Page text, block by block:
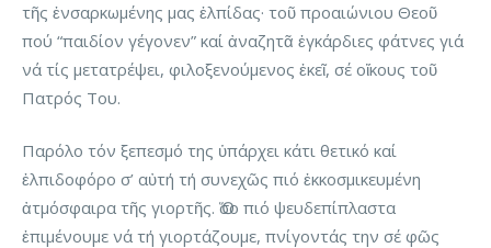
τῆς ἐνσαρκωμένης μας ἐλπίδας· τοῦ προαιώνιου Θεοῦ
πού “παιδίον γέγονεν” καί ἀναζητᾶ ἐγκάρδιες φάτνες γιά
νά τίς μετατρέψει, φιλοξενούμενος ἐκεῖ, σέ οἴκους τοῦ
Πατρός Του.
Παρόλο τόν ξεπεσμό της ὑπάρχει κάτι θετικό καί
ἐλπιδοφόρο σ’ αὐτή τή συνεχῶς πιό ἐκκοσμικευμένη
ἀτμόσφαιρα τῆς γιορτῆς. Ὅσο πιό ψευδεπίπλαστα
ἐπιμένουμε νά τή γιορτάζουμε, πνίγοντάς την σέ φῶς